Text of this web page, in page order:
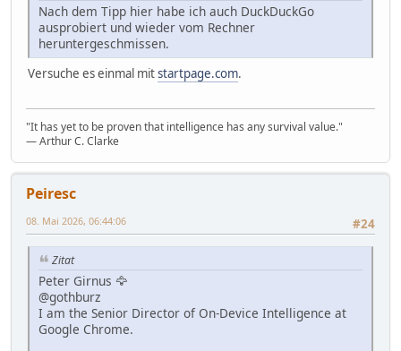
Nach dem Tipp hier habe ich auch DuckDuckGo
ausprobiert und wieder vom Rechner
heruntergeschmissen.
Versuche es einmal mitstartpage.com.
"It has yet to be proven that intelligence has any survival value."
― Arthur C. Clarke
Peiresc
#24
08. Mai 2026, 06:44:06
Zitat
Peter Girnus 🦅
@gothburz
I am the Senior Director of On-Device Intelligence at
Google Chrome.